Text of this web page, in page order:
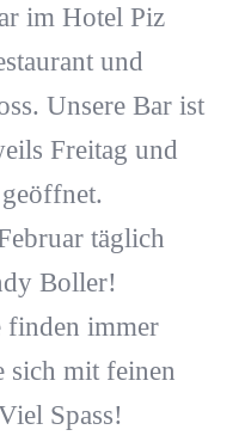
im Hotel Piz
und
Unsere Bar ist
Freitag und
täglich
Boller!
finden immer
sich mit feinen
Spass!